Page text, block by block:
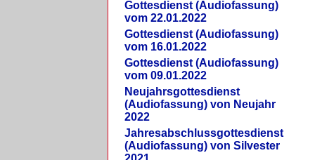
Gottesdienst (Audiofassung)
vom 22.01.2022
Gottesdienst (Audiofassung)
vom 16.01.2022
Gottesdienst (Audiofassung)
vom 09.01.2022
Neujahrsgottesdienst
(Audiofassung) von Neujahr
2022
Jahresabschlussgottesdienst
(Audiofassung) von Silvester